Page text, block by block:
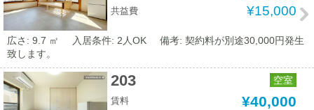
共益費 ¥15,000
広さ: 9.7 ㎡ 入居条件: 2人OK
備考: 契約料が別途30,000円発生
致します。
203 空室
賃料 ¥40,000